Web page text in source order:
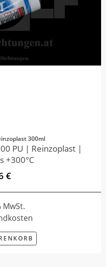
300ml
PU | Reinzoplast |
+300°C
€
MwSt.